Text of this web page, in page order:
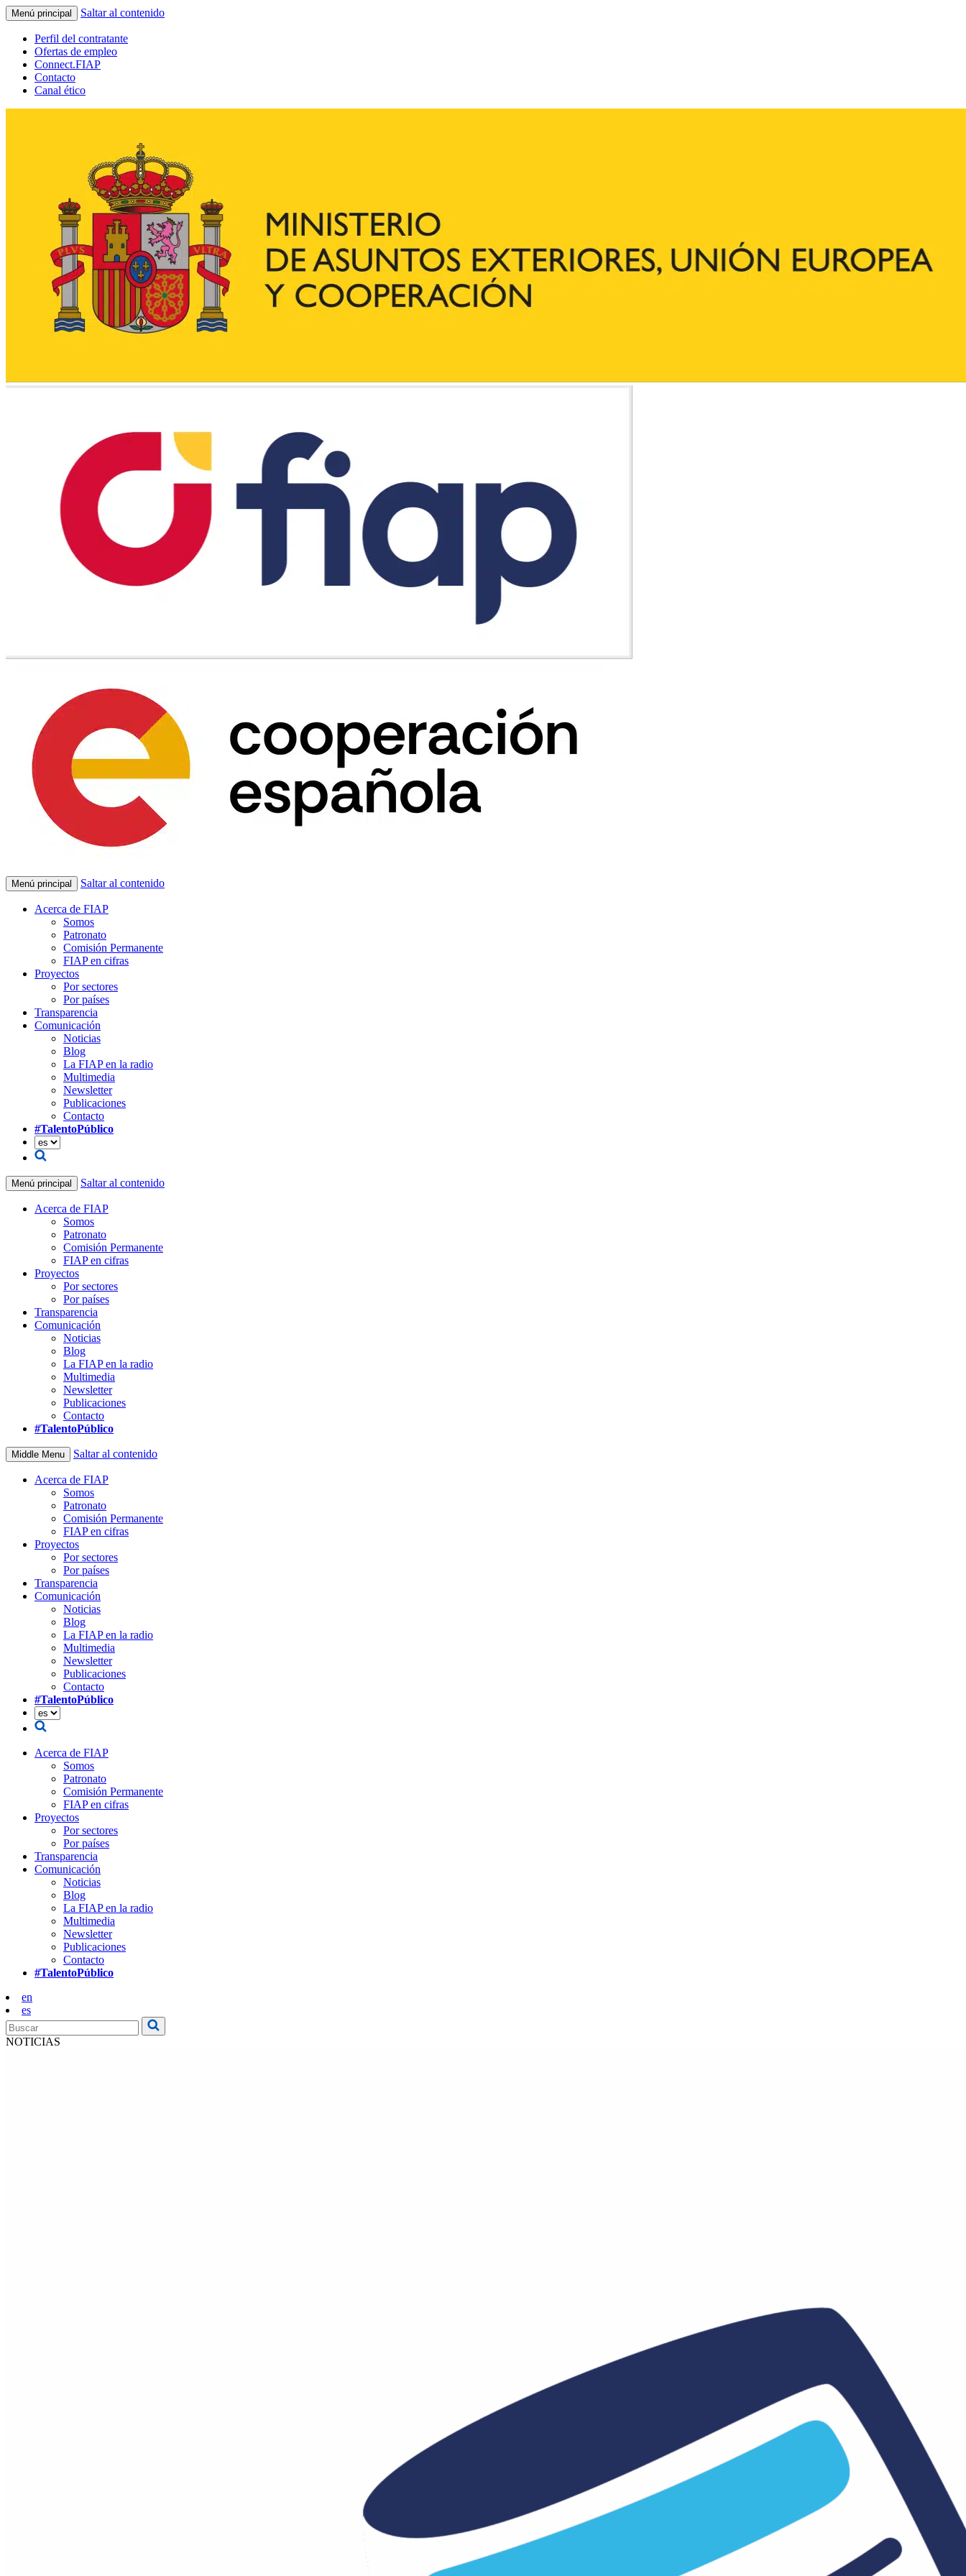
Menú principal Saltar al contenido
Perfil del contratante
Ofertas de empleo
Connect.FIAP
Contacto
Canal ético
Menú principal Saltar al contenido
Acerca de FIAP
Somos
Patronato
Comisión Permanente
FIAP en cifras
Proyectos
Por sectores
Por países
Transparencia
Comunicación
Noticias
Blog
La FIAP en la radio
Multimedia
Newsletter
Publicaciones
Contacto
#TalentoPúblico
Menú principal Saltar al contenido
Acerca de FIAP
Somos
Patronato
Comisión Permanente
FIAP en cifras
Proyectos
Por sectores
Por países
Transparencia
Comunicación
Noticias
Blog
La FIAP en la radio
Multimedia
Newsletter
Publicaciones
Contacto
#TalentoPúblico
Middle Menu Saltar al contenido
Acerca de FIAP
Somos
Patronato
Comisión Permanente
FIAP en cifras
Proyectos
Por sectores
Por países
Transparencia
Comunicación
Noticias
Blog
La FIAP en la radio
Multimedia
Newsletter
Publicaciones
Contacto
#TalentoPúblico
Acerca de FIAP
Somos
Patronato
Comisión Permanente
FIAP en cifras
Proyectos
Por sectores
Por países
Transparencia
Comunicación
Noticias
Blog
La FIAP en la radio
Multimedia
Newsletter
Publicaciones
Contacto
#TalentoPúblico
en
es
NOTICIAS